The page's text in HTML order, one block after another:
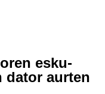
esku-
dator aurten